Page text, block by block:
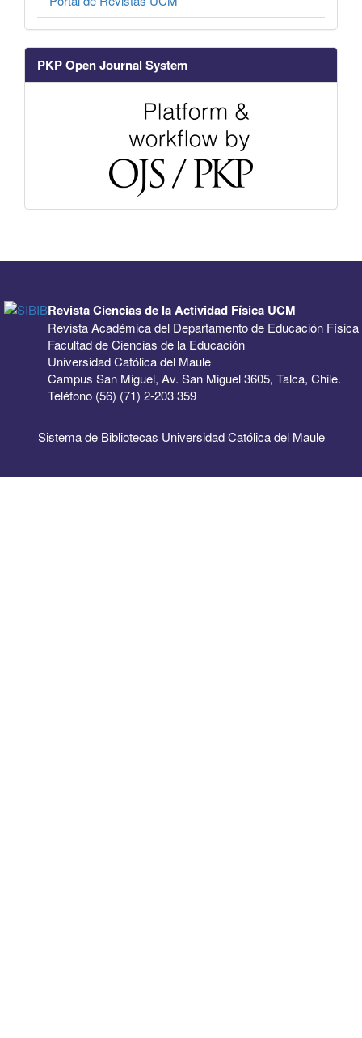
PKP Open Journal System
Revista Ciencias de la Actividad Física UCM
Revista Académica del Departamento de Educación Física
Facultad de Ciencias de la Educación
Universidad Católica del Maule
Campus San Miguel, Av. San Miguel 3605, Talca, Chile.
Teléfono (56) (71) 2-203 359
Sistema de Bibliotecas Universidad Católica del Maule